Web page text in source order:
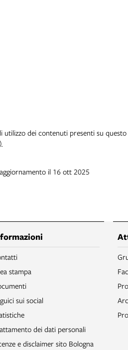
dei contenuti presenti su
il 16 ott 2025
stampa
sui social
dei dati personali
e disclaimer sito Bologna